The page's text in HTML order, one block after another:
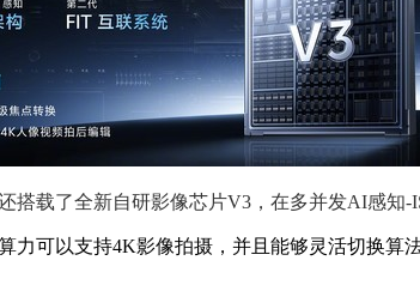
搭载了全新自研影像芯片V3，在多并发AI感
力可以支持4K影像拍摄，并且能够灵活切换算